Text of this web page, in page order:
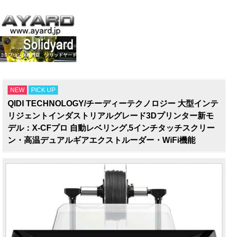
NEW PICK UP
QIDI TECHNOLOGY/チーディーテクノロジー 大型インテ
リジェントインダストリアルグレード3Dプリンター新モ
デル：X-CFプロ 自動レベリング,5インチタッチスクリー
ン・高温デュアルギアエクストルーダー・WiFi機能